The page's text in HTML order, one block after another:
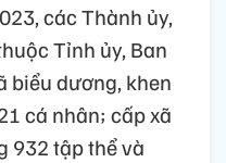
các Thành ủy,
Tỉnh ủy, Ban
biểu dương, khen
cá nhân; cấp xã
932 tập thể và